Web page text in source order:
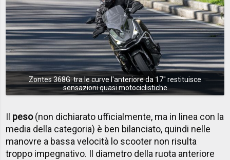
Zontes 368G: tra le curve l'anteriore da 17'' restituisce
sensazioni quasi motociclistiche
Il peso(non dichiarato ufficialmente, ma in linea con la
media della categoria) è ben bilanciato, quindi nelle
manovre a bassa velocità lo scooter non risulta
troppo impegnativo. Il diametro della ruota anteriore